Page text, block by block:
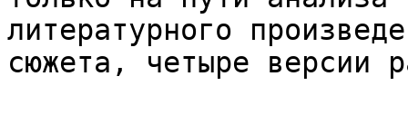
литературного
сюжета, четыре версии